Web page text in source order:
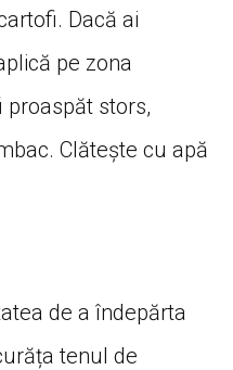
Dacă ai
pe zona
stors,
Clătește cu apă
de a îndepărta
tenul de